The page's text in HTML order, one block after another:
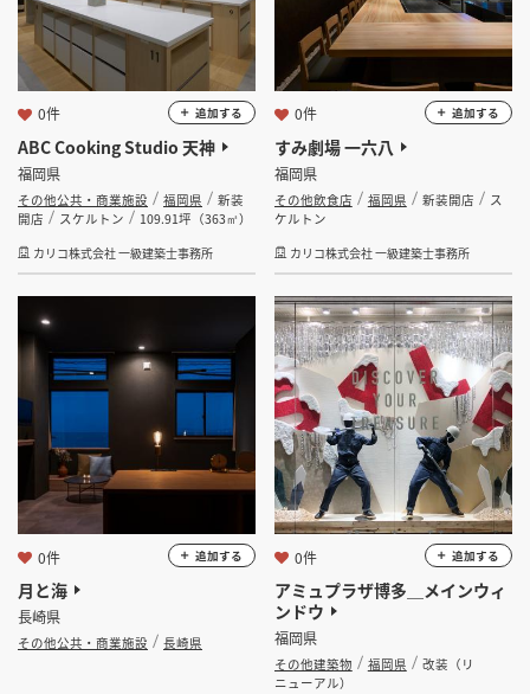
ABC Cooking Studio 天神
福岡県
その他公共・商業施設 福岡県
新装
開店
スケルトン
109.91坪（363㎡）
カリコ株式会社 一級建築士事務所
0件 追加する
すみ劇場 一六八
福岡県
その他飲食店 福岡県 新装開店
ス
ケルトン
カリコ株式会社 一級建築士事務所
0件 追加する
月と海
長崎県
その他公共・商業施設 長崎県
0件 追加する
アミュプラザ博多＿メインウィ
ンドウ
福岡県
その他建築物 福岡県
改装（リ
ニューアル）
0件 追加する